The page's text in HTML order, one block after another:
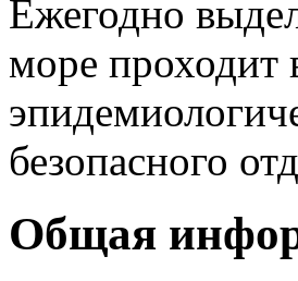
Ежегодно
море проходит
безопасного
Общая